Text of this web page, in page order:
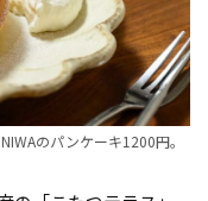
のパンケーキ1200円。